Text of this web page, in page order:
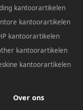
kantoorartikelen
kantoorartikelen
kantoorartikelen
kantoorartikelen
kantoorartikelen
Over ons